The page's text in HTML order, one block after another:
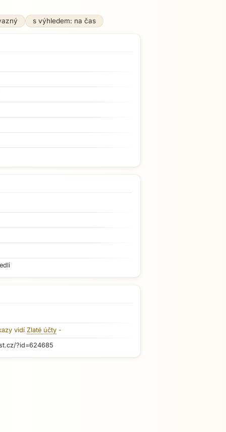
s výhledem: na čas
vidí Zlaté účty -
?id=624685